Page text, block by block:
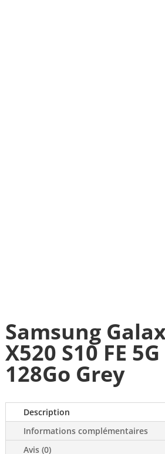
Samsung
X520 S10 FE
128Go Grey
Description
Informations complémentaires
Avis (0)